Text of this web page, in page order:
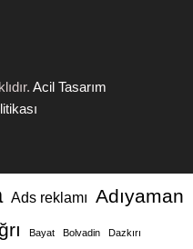
Acil Tasarım
Ads reklamı Adıyaman
Bayat Bolvadin Dazkırı